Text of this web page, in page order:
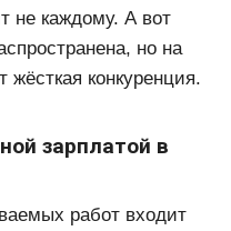
не каждому. А вот
но на
жёсткая конкуренция.
зарплатой в
работ входит